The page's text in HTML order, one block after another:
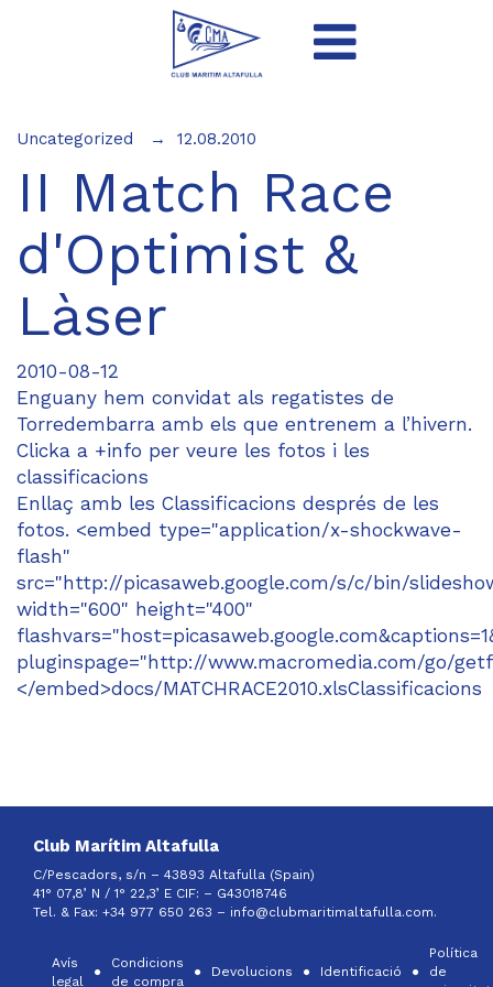
Uncategorized 12.08.2010
II Match Race
d'Optimist &
Làser
2010-08-12
Enguany hem convidat als regatistes de
Torredembarra amb els que entrenem a l’hivern.
Clicka a +info per veure les fotos i les
classificacions
Enllaç amb les Classificacions després de les
fotos. <embed type="application/x-shockwave-
flash"
src="http://picasaweb.google.com/s/c/bin/
width="600" height="400"
pluginspage="http://www.macromedia.com/go/
</embed>docs/MATCHRACE2010.xlsClassificacions
Club Marítim Altafulla
C/Pescadors, s/n – 43893 Altafulla (Spain)
41° 07,8’ N / 1° 22,3’ E CIF: – G43018746
Tel. & Fax: +34 977 650 263 – info@clubmaritimaltafulla.com.
Avís
legal
Condicions
de compra
Devolucions Identificació
Política
de